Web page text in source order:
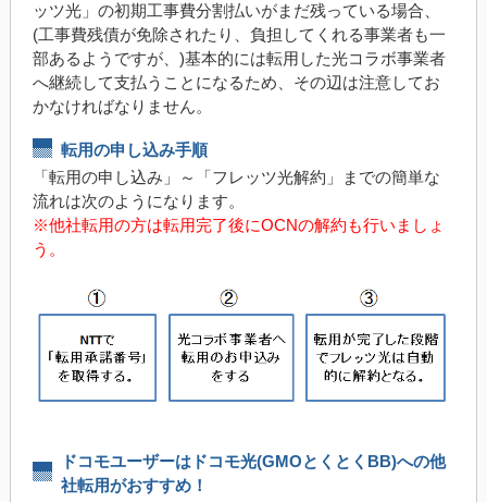
ッツ光」の初期工事費分割払いがまだ残っている場合、
(工事費残債が免除されたり、負担してくれる事業者も一
部あるようですが、)基本的には転用した光コラボ事業者
へ継続して支払うことになるため、その辺は注意してお
かなければなりません。
転用の申し込み手順
「転用の申し込み」～「フレッツ光解約」までの簡単な
流れは次のようになります。
※他社転用の方は転用完了後にOCNの解約も行いましょ
う。
ドコモユーザーはドコモ光(GMOとくとくBB)への他
社転用がおすすめ！